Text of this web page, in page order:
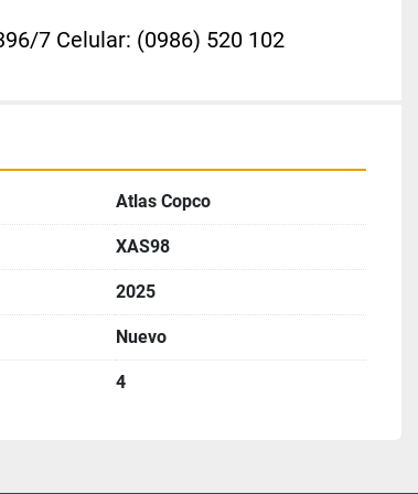
7 Celular: (0986) 520 102
Atlas Copco
XAS98
2025
Nuevo
4